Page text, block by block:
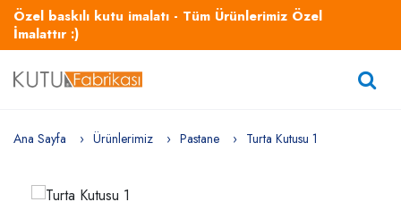
Özel baskılı kutu imalatı - Tüm Ürünlerimiz Özel
İmalattır :)
Ana Sayfa Ürünlerimiz Pastane Turta Kutusu 1